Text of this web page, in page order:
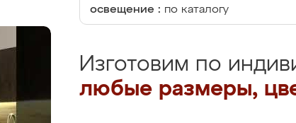
освещение : по каталогу
Изготовим по
любые размеры,